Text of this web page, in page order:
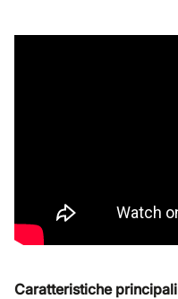
Caratteristiche principali